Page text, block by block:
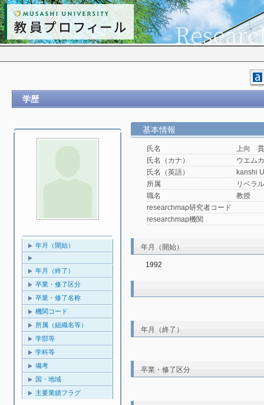
学歴
年月（開始）
年月（終了）
卒業・修了区分
卒業・修了名称
機関コード
所属（組織名等）
学部等
学科等
備考
国・地域
主要業績フラグ
基本情報
氏名
上向
氏名（カナ）
ウエム
氏名（英語）
kanshi
所属
リベラ
職名
教授
researchmap研究者コード
researchmap機関
年月（開始）
1992
年月（終了）
卒業・修了区分